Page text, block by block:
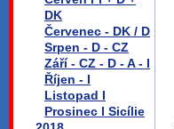
DK
Červenec - DK / D
Srpen - D - CZ
Září - CZ - D - A - I
Říjen - I
Listopad I
Prosinec I Sicílie